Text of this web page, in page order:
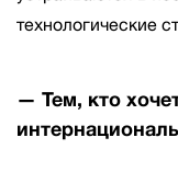
технологические
— Тем, кто